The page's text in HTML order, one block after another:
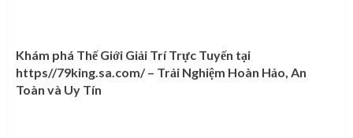
Khám phá Thế Giới Giải Trí Trực Tuyến tại
https//79king.sa.com/ – Trải Nghiệm Hoàn Hảo, An
Toàn và Uy Tín